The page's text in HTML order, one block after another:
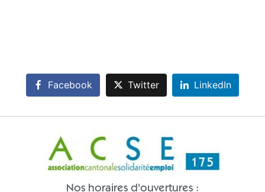
Facebook Twitter LinkedIn
Nos horaires d'ouvertures :